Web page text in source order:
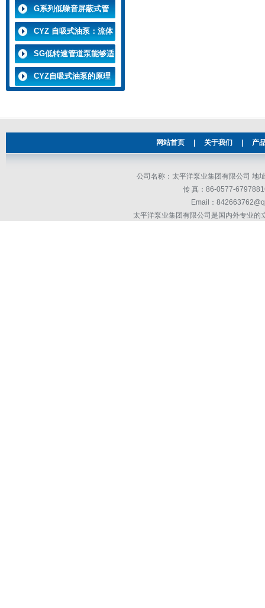
创新应用实践
G系列低噪音屏蔽式管
道泵的安装方法介绍
CYZ 自吸式油泵：流体
输送无底阀抽吸输送设
备
SG低转速管道泵能够适
应各种复杂的液体输送
需求
CYZ自吸式油泵的原理
网站首页 关于我们 产
公司名称：太平洋泵业集团有限公司 地
传 真：86-0577-
Email：
太平洋泵业集团有限公司是国内外专业